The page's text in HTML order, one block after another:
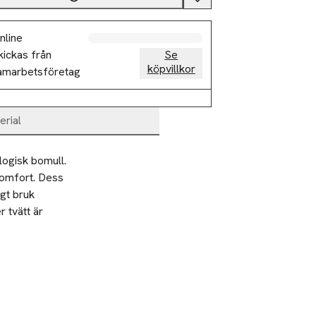
från
Se
köpvillkor
bomull.
Dess
bruk
tvätt är
lager under